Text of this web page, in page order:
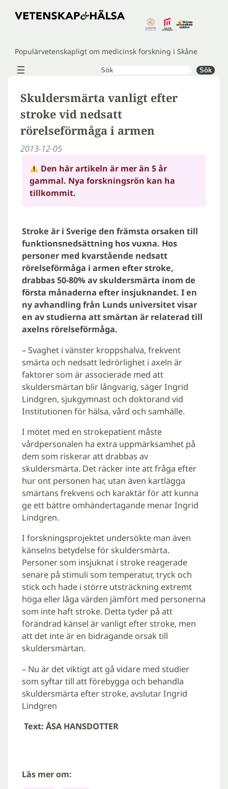
Hoppa
Populärvetenskapligt om medicinsk forskning i Skåne
Sök Sök
Skuldersmärta vanligt efter
stroke vid nedsatt
rörelseförmåga i armen
2013-12-05
Den här artikeln är mer än 5 år
gammal. Nya forskningsrön kan ha
tillkommit.
Stroke är i Sverige den främsta orsaken till
funktionsnedsättning hos vuxna. Hos
personer med kvarstående nedsatt
rörelseförmåga i armen efter stroke,
drabbas 50-80% av skuldersmärta inom de
första månaderna efter insjuknandet. I en
ny avhandling från Lunds universitet visar
en av studierna att smärtan är relaterad till
axelns rörelseförmåga.
– Svaghet i vänster kroppshalva, frekvent
smärta och nedsatt ledrörlighet i axeln är
faktorer som är associerade med att
skuldersmärtan blir långvarig, säger Ingrid
Lindgren, sjukgymnast och doktorand vid
Institutionen för hälsa, vård och samhälle.
I mötet med en strokepatient måste
vårdpersonalen ha extra uppmärksamhet på
dem som riskerar att drabbas av
skuldersmärta. Det räcker inte att fråga efter
hur ont personen har, utan även kartlägga
smärtans frekvens och karaktär för att kunna
ge ett bättre omhändertagande menar Ingrid
Lindgren.
I forskningsprojektet undersökte man även
känselns betydelse för skuldersmärta.
Personer som insjuknat i stroke reagerade
senare på stimuli som temperatur, tryck och
stick och hade i större utsträckning extremt
höga eller låga värden jämfört med personerna
som inte haft stroke. Detta tyder på att
förändrad känsel är vanligt efter stroke, men
att det inte är en bidragande orsak till
skuldersmärtan.
– Nu är det viktigt att gå vidare med studier
som syftar till att förebygga och behandla
skuldersmärta efter stroke, avslutar Ingrid
Lindgren
Text: ÅSA HANSDOTTER
Läs mer om: